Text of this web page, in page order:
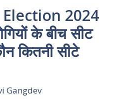
2024
के बीच सीट
कितनी सीटे
Gangdev